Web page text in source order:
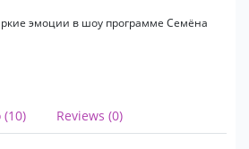
эмоции в шоу программе Семёна
(10) Reviews (0)